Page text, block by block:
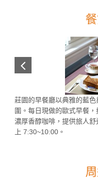
莊園的早餐廳以典雅的藍
圍。每日現做的歐式早餐
濃厚香醇咖啡，提供旅人
上 7:30~10:00。